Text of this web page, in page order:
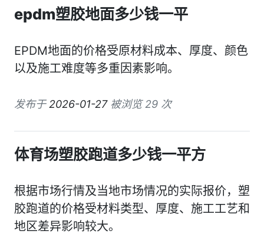
epdm塑胶地面多少钱一平
EPDM地面的价格受原材料成本、厚度、颜色
以及施工难度等多重因素影响。
发布于 2026-01-27被浏览 29 次
体育场塑胶跑道多少钱一平方
根据市场行情及当地市场情况的实际报价，塑
胶跑道的价格受材料类型、厚度、施工工艺和
地区差异影响较大。